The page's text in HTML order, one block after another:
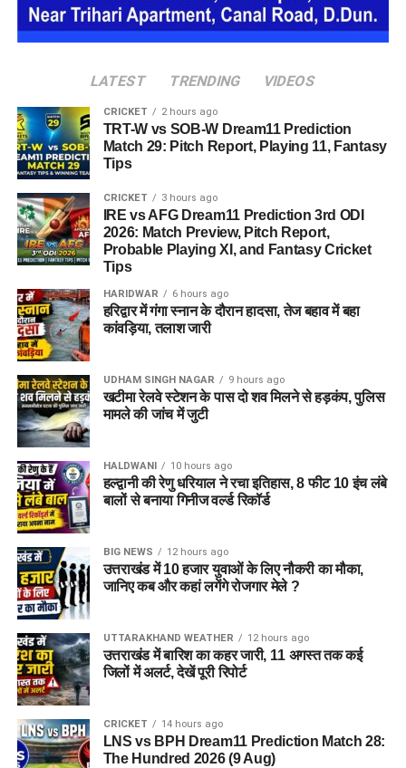
राज्य आपदा प्रबंधन तंत्र और जिला प्रशासन को संवेदनशील इलाकों में
सतर्क रहने के निर्देश दिए गए हैं। साथ ही भूस्खलन संभावित क्षेत्रों पर
लगातार निगरानी रखी जा रही है, ताकि किसी भी आपात स्थिति से समय
रहते निपटा जा सके।
मौसम विभाग और प्रशासन की ताजा
एडवाइजरी देखने की अपील
प्रशासन ने चारधाम यात्रा पर जाने वाले श्रद्धालुओं और अन्य यात्रियों से
अपील की है कि वे यात्रा शुरू करने से पहले मौसम विभाग और प्रशासन की
तक अनावश्यक यात्रा से बचें और केवल आधिकारिक सूचना के आधार पर
ही आगे की योजना बनाएं।
LATEST TRENDING VIDEOS
CRICKET 2 hours ago
TRT-W vs SOB-W Dream11 Prediction
Match 29: Pitch Report, Playing 11, Fantasy
Tips
CRICKET 3 hours ago
IRE vs AFG Dream11 Prediction 3rd ODI
2026: Match Preview, Pitch Report,
Probable Playing XI, and Fantasy Cricket
Tips
HARIDWAR 6 hours ago
हरिद्वार में गंगा स्नान के दौरान हादसा, तेज बहाव में बहा
कांवड़िया, तलाश जारी
UDHAM SINGH NAGAR 9 hours ago
खटीमा रेलवे स्टेशन के पास दो शव मिलने से हड़कंप, पुलिस
मामले की जांच में जुटी
HALDWANI 10 hours ago
हल्द्वानी की रेणु धरियाल ने रचा इतिहास, 8 फीट 10 इंच लंबे
बालों से बनाया गिनीज वर्ल्ड रिकॉर्ड
BIG NEWS 12 hours ago
उत्तराखंड में 10 हजार युवाओं के लिए नौकरी का मौका,
जानिए कब और कहां लगेंगे रोजगार मेले ?
UTTARAKHAND WEATHER 12 hours ago
उत्तराखंड में बारिश का कहर जारी, 11 अगस्त तक कई
जिलों में अलर्ट, देखें पूरी रिपोर्ट
CRICKET 14 hours ago
LNS vs BPH Dream11 Prediction Match 28:
The Hundred 2026 (9 Aug)